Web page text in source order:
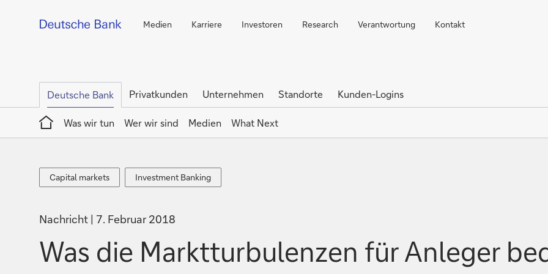
Medien Karriere Investoren Research Verantwortung Kontakt
Deutsche Bank Privatkunden Unternehmen Standorte
Kunden-Logins
Home
Was wir tun
Wer wir sind Medien What Next
Capital
markets
Capital markets
Investment
Banking
Investment Banking
Nachricht 7. Februar 2018
Was die Marktturbulenzen für Anleger